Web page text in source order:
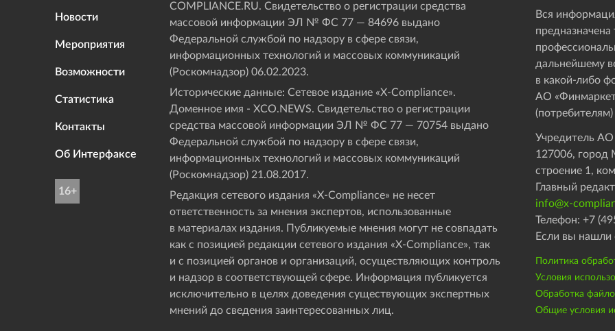
Новости
Мероприятия
Возможности
Статистика
Контакты
Об Интерфаксе
16+
COMPLIANCE.RU. Свидетельство о регистрации средства
массовой информации ЭЛ № ФС 77 — 84696 выдано
Федеральной службой по надзору в сфере связи,
информационных технологий и массовых коммуникаций
(Роскомнадзор) 06.02.2023.
Исторические данные: Сетевое издание «Х-Compliance».
Доменное имя - XCO.NEWS. Свидетельство о регистрации
средства массовой информации ЭЛ № ФС 77 — 70754 выдано
Федеральной службой по надзору в сфере связи,
информационных технологий и массовых коммуникаций
(Роскомнадзор) 21.08.2017.
Редакция сетевого издания «X-Compliance» не несет
ответственность за мнения экспертов, использованные
в материалах издания. Публикуемые мнения могут не совпадать
как с позицией редакции сетевого издания «X-Compliance», так
и с позицией органов и организаций, осуществляющих контроль
и надзор в соответствующей сфере. Информация публикуется
исключительно в целях доведения существующих экспертных
мнений до сведения заинтересованных лиц.
Вся
дальнейшему
в какой-либо
АО
Учредитель
127006, город
строение 1,
Главный
info@x-
Телефон: +7
Если вы нашли
Политика
Условия
Обработка
Общие условия